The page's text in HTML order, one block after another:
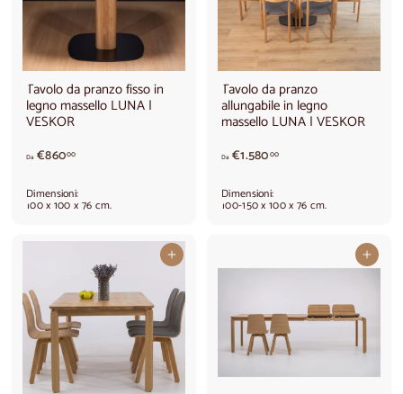
Tavolo da pranzo fisso in
legno massello LUNA |
VESKOR
Da €86000d
€
8
0
Dimensioni:
100 x 100 x 76 cm.
Tavolo da pranzo
allungabile in legno
massello LUNA | VESKOR
Da €1.58000A
r
e
€
1
.
8
Dimensioni:
100-150 x 100 x 76 cm.
Aggiungi al carrello Aggiungi al carrello